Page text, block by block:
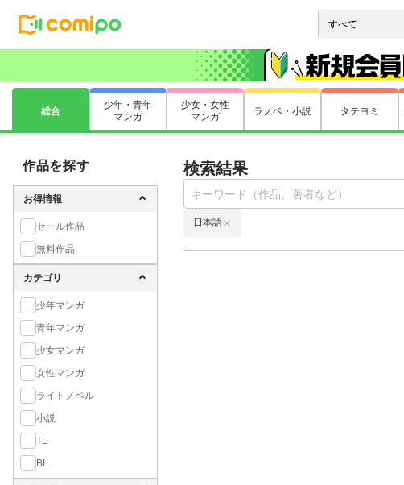
総合
少年・青年
マンガ
少女・女性
マンガ
ラノベ・小説 タテヨミ
作品を探す
お得情報
セール作品
無料作品
カテゴリ
少年マンガ
青年マンガ
少女マンガ
女性マンガ
ライトノベル
小説
TL
BL
検索結果
日本語